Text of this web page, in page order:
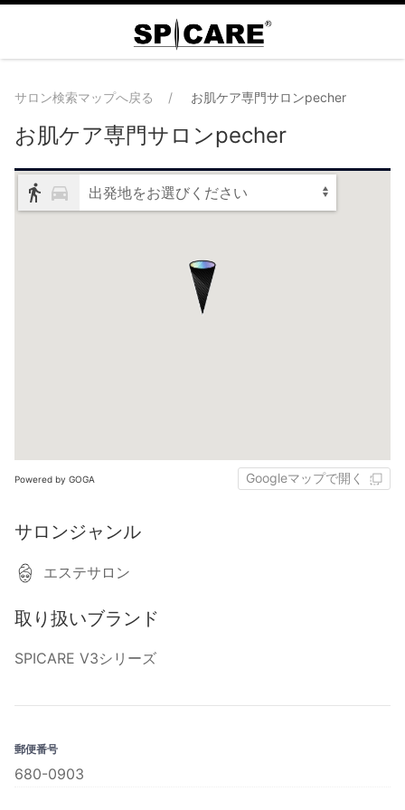
サロン検索マップへ戻る お肌ケア専門サロンpecher
お肌ケア専門サロンpecher
出発地をお選びください
Powered by GOGA Googleマップで開く
サロンジャンル
エステサロン
取り扱いブランド
SPICARE V3シリーズ
郵便番号
680-0903